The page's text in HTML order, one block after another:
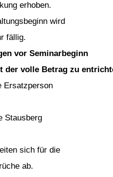
erhoben.
wird
fällig.
vor Seminarbeginn
der volle Betrag zu
Ersatzperson
Stausberg
sich für die
ab.